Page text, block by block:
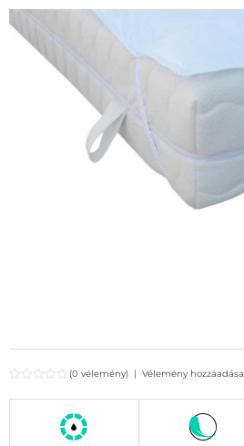
(0 vélemény) | Vélemény hozzáadása